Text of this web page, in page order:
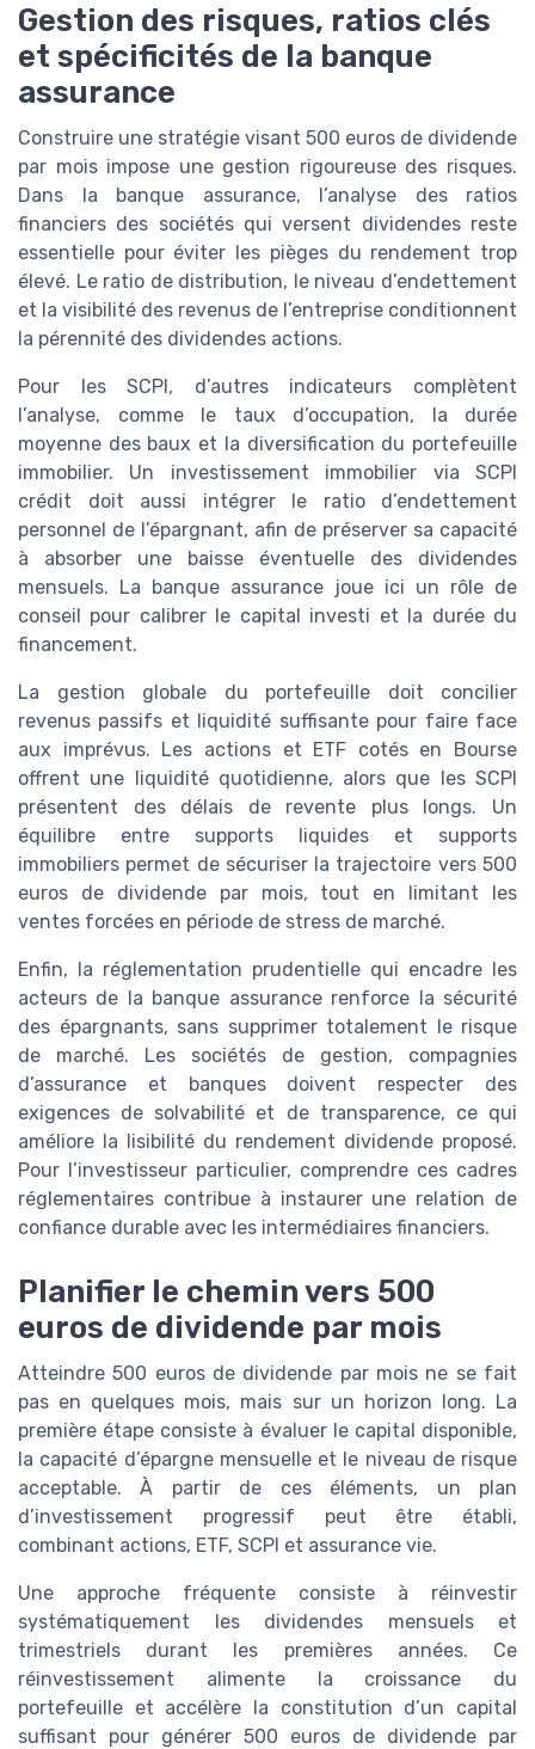
Gestion des risques, ratios clés
et spécificités de la banque
assurance
Construire une stratégie visant 500 euros de dividende
par mois impose une gestion rigoureuse des risques.
Dans la banque assurance, l’analyse des ratios
financiers des sociétés qui versent dividendes reste
essentielle pour éviter les pièges du rendement trop
élevé. Le ratio de distribution, le niveau d’endettement
et la visibilité des revenus de l’entreprise conditionnent
la pérennité des dividendes actions.
Pour les SCPI, d’autres indicateurs complètent
l’analyse, comme le taux d’occupation, la durée
moyenne des baux et la diversification du portefeuille
immobilier. Un investissement immobilier via SCPI
crédit doit aussi intégrer le ratio d’endettement
personnel de l’épargnant, afin de préserver sa capacité
à absorber une baisse éventuelle des dividendes
mensuels. La banque assurance joue ici un rôle de
conseil pour calibrer le capital investi et la durée du
financement.
La gestion globale du portefeuille doit concilier
revenus passifs et liquidité suffisante pour faire face
aux imprévus. Les actions et ETF cotés en Bourse
offrent une liquidité quotidienne, alors que les SCPI
présentent des délais de revente plus longs. Un
équilibre entre supports liquides et supports
immobiliers permet de sécuriser la trajectoire vers 500
euros de dividende par mois, tout en limitant les
ventes forcées en période de stress de marché.
Enfin, la réglementation prudentielle qui encadre les
acteurs de la banque assurance renforce la sécurité
des épargnants, sans supprimer totalement le risque
de marché. Les sociétés de gestion, compagnies
d’assurance et banques doivent respecter des
exigences de solvabilité et de transparence, ce qui
améliore la lisibilité du rendement dividende proposé.
Pour l’investisseur particulier, comprendre ces cadres
réglementaires contribue à instaurer une relation de
confiance durable avec les intermédiaires financiers.
Planifier le chemin vers 500
euros de dividende par mois
Atteindre 500 euros de dividende par mois ne se fait
pas en quelques mois, mais sur un horizon long. La
première étape consiste à évaluer le capital disponible,
la capacité d’épargne mensuelle et le niveau de risque
acceptable. À partir de ces éléments, un plan
d’investissement progressif peut être établi,
combinant actions, ETF, SCPI et assurance vie.
Une approche fréquente consiste à réinvestir
systématiquement les dividendes mensuels et
trimestriels durant les premières années. Ce
réinvestissement alimente la croissance du
portefeuille et accélère la constitution d’un capital
suffisant pour générer 500 euros de dividende par